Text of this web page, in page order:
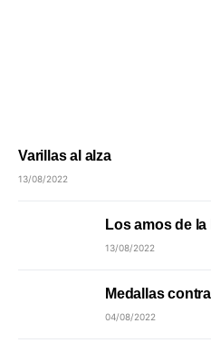
Varillas al alza
13/08/2022
Los amos de
13/08/2022
Medallas
04/08/2022